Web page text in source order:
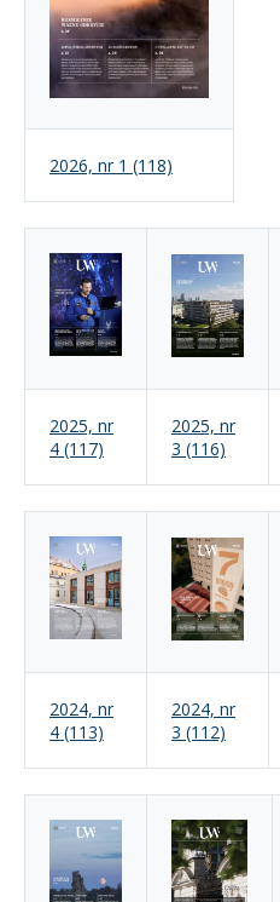
2026, nr 1 (118)
2025, nr
4 (117)
2025, nr
3 (116)
2024, nr
4 (113)
2024, nr
3 (112)